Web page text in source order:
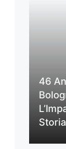
46